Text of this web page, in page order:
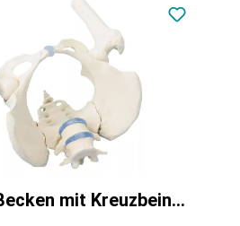
Weibliches Becken mit Kreuzbein, 2 Lendenwirbeln und Oberschenk.